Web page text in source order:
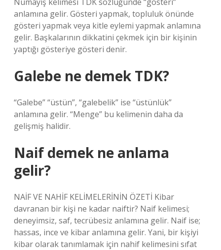
anlamına gelir. Gösteri yapmak, topluluk önünde
gösteri yapmak veya kitle eylemi yapmak anlamına
gelir. Başkalarının dikkatini çekmek için bir kişinin
yaptığı gösteriye gösteri denir.
Galebe ne demek TDK?
“Galebe” “üstün”, “galebelik” ise “üstünlük”
anlamına gelir. “Menge” bu kelimenin daha da
gelişmiş halidir.
Naif demek ne anlama
gelir?
NAİF VE NAHİF KELİMELERİNİN ÖZETİ Kibar
davranan bir kişi ne kadar naiftir? Naif kelimesi;
deneyimsiz, saf, tecrübesiz anlamına gelir. Naif ise;
hassas, ince ve kibar anlamına gelir. Yani, bir kişiyi
kibar olarak tanımlamak için nahif kelimesini sıfat